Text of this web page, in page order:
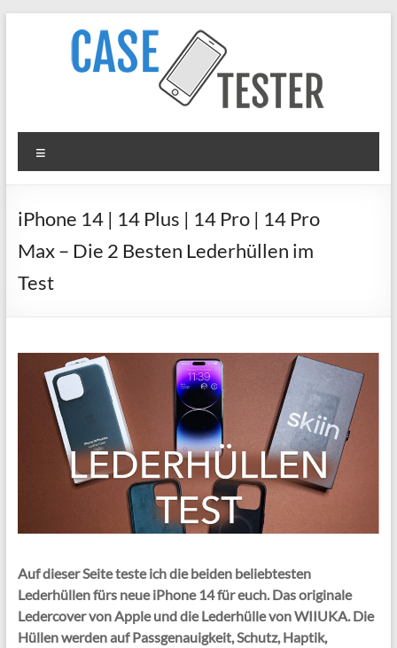
Case
Tester
Hüllen
&
im
iPhone 14 | 14 Plus | 14 Pro | 14 Pro
Max – Die 2 Besten Lederhüllen im
Test
Auf dieser Seite teste ich die beiden beliebtesten
Lederhüllen fürs neue iPhone 14 für euch. Das originale
Ledercover von Apple und die Lederhülle von WIIUKA. Die
Hüllen werden auf Passgenauigkeit, Schutz, Haptik,